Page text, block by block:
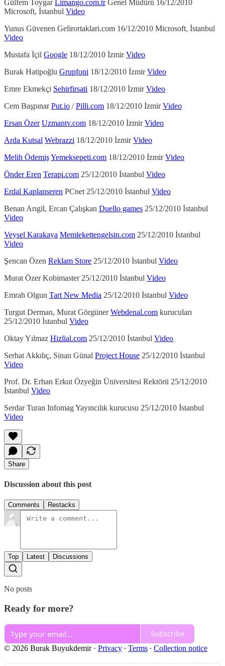
Gülfem ToygarLimango.com.trGenel Müdürü 16/12/2010
Microsoft, İstanbul Video
Yunus Güvenen Gelirortaklari.com 16/12/2010 Microsoft, İstanbul
Video
Mustafa İçil Google 18/12/2010 İzmirVideo
Burak Hatipoğlu Grupfoni 18/12/2010 İzmirVideo
Emre Ekmekçi Sehirfirsati 18/12/2010 İzmirVideo
Cem BaşpınarPut.io /Pilli.com 18/12/2010 İzmirVideo
Ersan Özer Uzmantv.com 18/12/2010 İzmirVideo
Arda Kutsal Webrazzi 18/12/2010 İzmirVideo
Melih ÖdemişYemeksepeti.com 18/12/2010 İzmirVideo
Önder Eren Terapi.com 25/12/2010 İstanbul Video
Erdal Kaplanseren PCnet 25/12/2010 İstanbul Video
Benan Arıgil, Ercan Çalışkan Duello games 25/12/2010 İstanbul
Video
Veysel Karakaya Memlekettengelsin.com 25/12/2010 İstanbul
Video
Şencan Özen Reklam Store 25/12/2010 İstanbul Video
Murat Özer Kobimaster 25/12/2010 İstanbul Video
Emrah Olgun Tart New Media 25/12/2010 İstanbul Video
Turgut Derman, Murat GörgünerWebdenal.com kurucuları
25/12/2010 İstanbul Video
Oktay Yılmaz Hizlial.com 25/12/2010 İstanbul Video
Serhat Akkılıç, Sinan Günal Project House 25/12/2010 İstanbul
Video
Prof. Dr. Erhan Erkut Özyeğin Üniversitesi Rektörü 25/12/2010
İstanbul Video
Serdar Turan Infomag Yayıncılık kurucusu 25/12/2010 İstanbul
Video
Share
Discussion about this post
Comments Restacks
Top Latest Discussions
No posts
Ready for more?
Subscribe
© 2026 Burak Buyukdemir· Privacy ∙ Terms ∙ Collection notice